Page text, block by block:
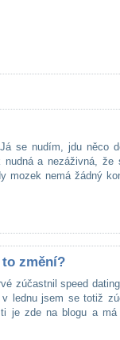
se nudím, jdu něco
nudná a nezáživná,
mozek nemá žádný
to změní?
zúčastnil speed
lednu jsem se totiž
je zde na blogu a má